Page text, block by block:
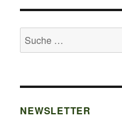
Suche
nach:
NEWSLETTER